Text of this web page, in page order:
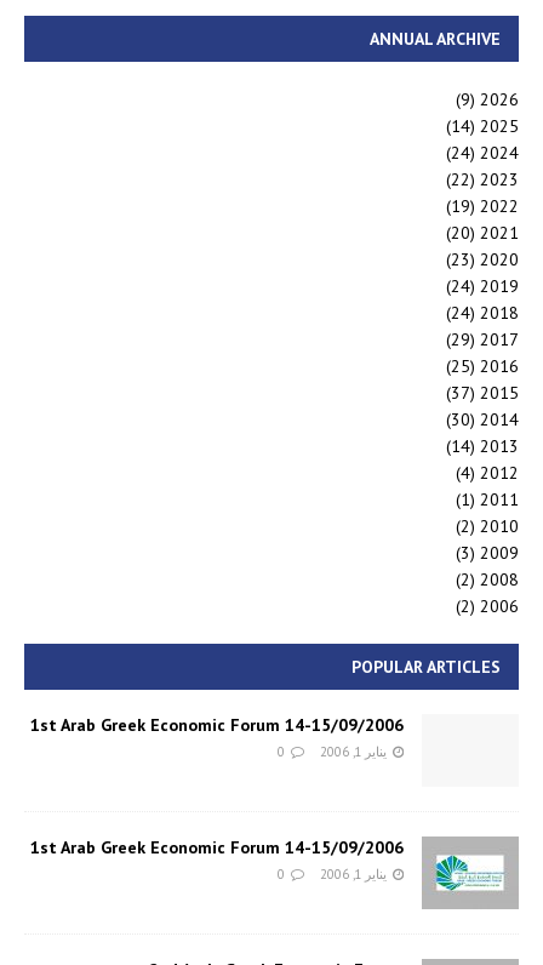
ANNUAL ARCHIVE
2026
(9)
2025
(14)
2024
(24)
2023
(22)
2022
(19)
2021
(20)
2020
(23)
2019
(24)
2018
(24)
2017
(29)
2016
(25)
2015
(37)
2014
(30)
2013
(14)
2012
(4)
2011
(1)
2010
(2)
2009
(3)
2008
(2)
2006
(2)
POPULAR ARTICLES
1st Arab Greek Economic Forum 14-15/09/2006
يناير 1, 2006 0
1st Arab Greek Economic Forum 14-15/09/2006
يناير 1, 2006 0